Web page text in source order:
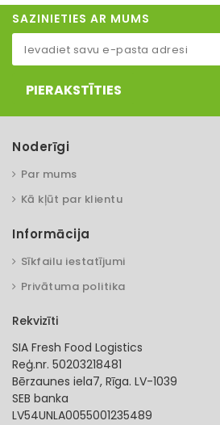
SAZINIETIES AR MUMS
PIERAKSTĪTIES
Noderīgi
Par mums
Kā kļūt par klientu
Informācija
Sīkfailu iestatījumi
Privātuma politika
Rekvizīti
SIA Fresh Food Logistics
Reģ.nr. 50203218481
Bērzaunes iela7, Rīga. LV-1039
SEB banka
LV54UNLA0055001235489